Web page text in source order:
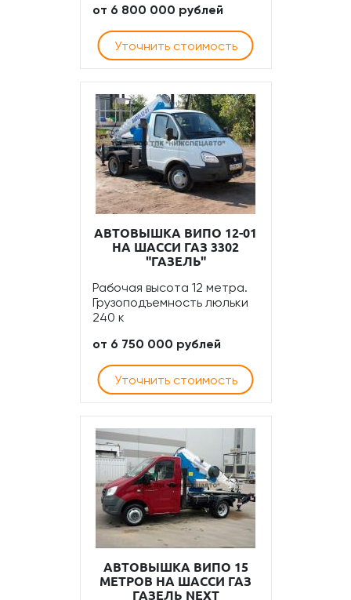
от 6 800 000 рублей
Уточнить стоимость
АВТОВЫШКА ВИПО 12-01
НА ШАССИ ГАЗ 3302
"ГАЗЕЛЬ"
Рабочая высота 12 метра.
Грузоподъемность люльки
240 к
от 6 750 000 рублей
Уточнить стоимость
АВТОВЫШКА ВИПО 15
МЕТРОВ НА ШАССИ ГАЗ
ГАЗЕЛЬ NEXT